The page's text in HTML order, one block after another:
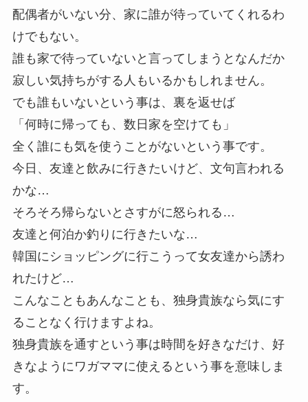
配偶者がいない分、家に誰が待っていてくれるわ
けでもない。
誰も家で待っていないと言ってしまうとなんだか
寂しい気持ちがする人もいるかもしれません。
でも誰もいないという事は、裏を返せば
「何時に帰っても、数日家を空けても」
全く誰にも気を使うことがないという事です。
今日、友達と飲みに行きたいけど、文句言われる
かな…
そろそろ帰らないとさすがに怒られる…
友達と何泊か釣りに行きたいな…
韓国にショッピングに行こうって女友達から誘わ
れたけど…
こんなこともあんなことも、独身貴族なら気にす
ることなく行けますよね。
独身貴族を通すという事は時間を好きなだけ、好
きなようにワガママに使えるという事を意味しま
す。